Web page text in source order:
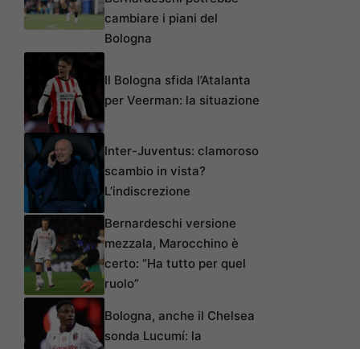
cambiare i piani del
Bologna
Il Bologna sfida l’Atalanta
per Veerman: la situazione
Inter-Juventus: clamoroso
scambio in vista?
L’indiscrezione
Bernardeschi versione
mezzala, Marocchino è
certo: “Ha tutto per quel
ruolo”
Bologna, anche il Chelsea
sonda Lucumí: la